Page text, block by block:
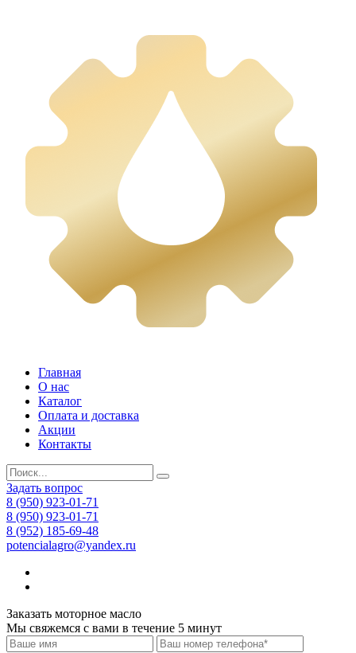
Главная
О нас
Каталог
Оплата и доставка
Акции
Контакты
Задать вопрос
8 (950) 923-01-71
8 (950) 923-01-71
8 (952) 185-69-48
potencialagro@yandex.ru
Заказать моторное масло
Мы свяжемся с вами в течение 5 минут